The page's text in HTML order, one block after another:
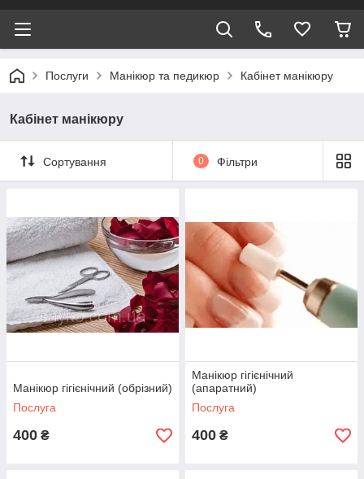
Послуги Манікюр та педикюр Кабінет манікюру
Кабінет манікюру
Сортування 0 Фільтри
Манікюр гігієнічний (обрізний)
Послуга
400 ₴
Манікюр гігієнічний
(апаратний)
Послуга
400 ₴